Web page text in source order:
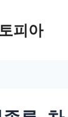
피아